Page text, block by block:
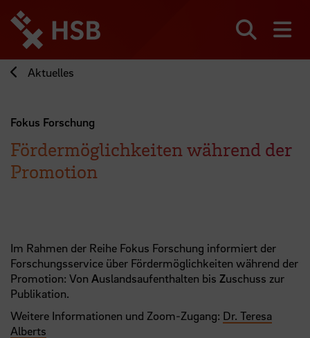
zum
Seiteninhalt
springen
Aktuelles
Fokus Forschung
Fördermöglichkeiten während der
Promotion
Im Rahmen der Reihe Fokus Forschung informiert der
Forschungsservice über Fördermöglichkeiten während der
Promotion: Von Auslandsaufenthalten bis Zuschuss zur
Publikation.
Weitere Informationen und Zoom-Zugang: Dr. Teresa
Alberts